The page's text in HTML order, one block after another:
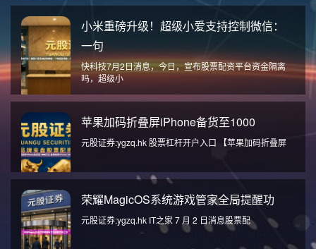
小米重磅升级！超级小爱支持控制微信：
一句
快科技7月2日消息，今日，宣布股票配资平台资金隔离
吗，超级小
苹果加码折叠屏iPhone备货至1000
元股证券:ygzq.hk 股票杠杆开户入口 【苹果加码折叠屏
荣耀MagicOS系统游戏管家全局提醒功
元股证券:ygzq.hk IT之家 7 月 2 日消息股票配